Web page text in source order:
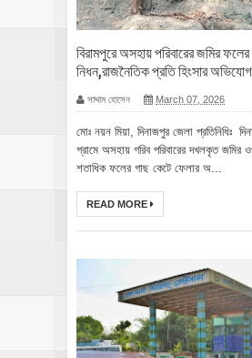
বিরামপুরে অসহায় পরিবারের জমির
নিধন,রাজনৈতিক প্রতি হিংসার অভিযোগ
সাদ্দাম হোসেন March 07, 2026
মোঃ নয়ন মিয়া, দিনাজপুর জেলা প্রতিনিধিঃ
গ্রামে অসহায় গরিব পরিবারের দখলকৃত জমির
শতাধিক ফলের গাছ কেটে ফেলার অ...
READ MORE